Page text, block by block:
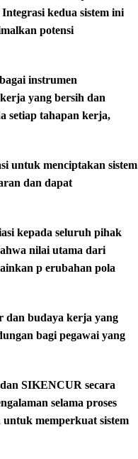
kedua sistem ini
potensi
instrumen
yang bersih dan
setiap tahapan kerja,
untuk menciptakan sistem
dan dapat
kepada seluruh pihak
nilai utama dari
p erubahan pola
dan budaya kerja yang
bagi pegawai yang
SIKENCUR secara
selama proses
memperkuat sistem